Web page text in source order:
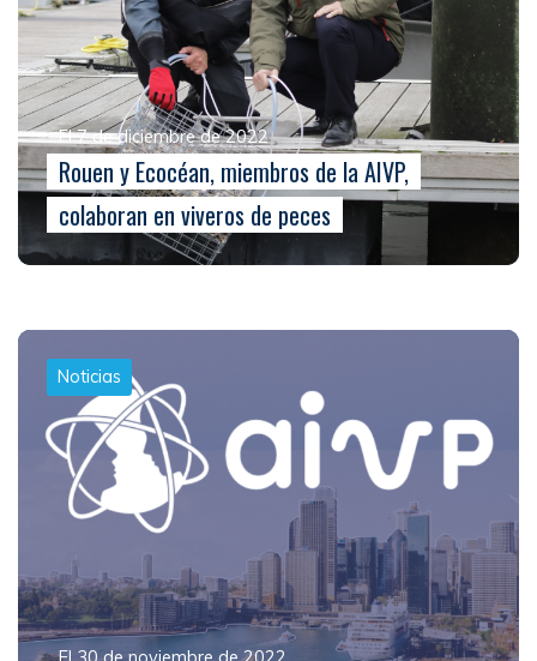
El 7 de diciembre de 2022
Rouen y Ecocéan, miembros de la AIVP,
colaboran en viveros de peces
Noticias